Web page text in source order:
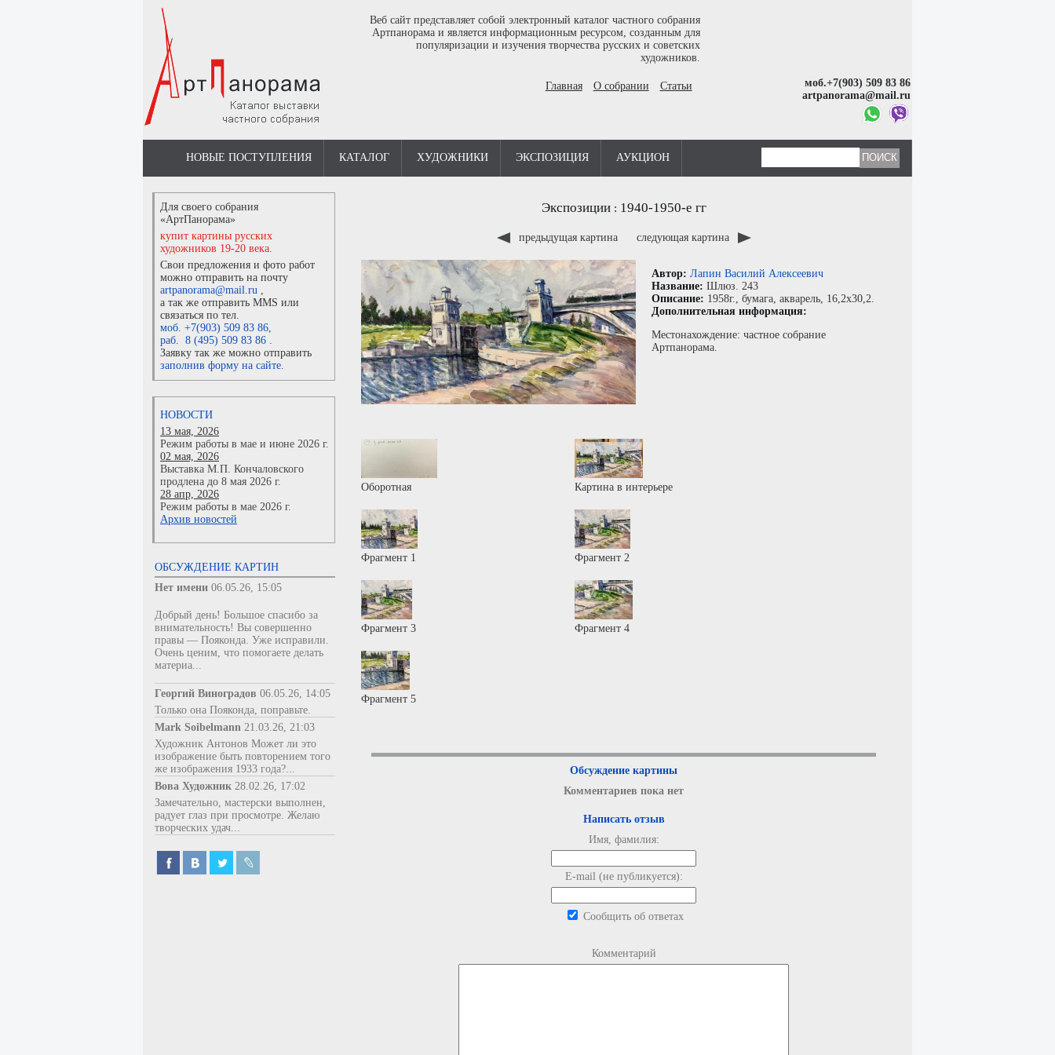
Веб сайт представляет собой электронный каталог частного собрания
Артпанорама и является информационным ресурсом, созданным для
популяризации и изучения творчества русских и советских
художников.
Главная О собрании Статьи
моб.+7(903) 509 83 86
artpanorama@mail.ru
НОВЫЕ ПОСТУПЛЕНИЯ КАТАЛОГ ХУДОЖНИКИ ЭКСПОЗИЦИЯ АУКЦИОН
Для своего собрания
«АртПанорама»
купит картины русских
художников 19-20 века.
Свои предложения и фото работ
можно отправить на почту
artpanorama@mail.ru ,
а так же отправить MMS или
связаться по тел.
моб. +7(903) 509 83 86,
раб. 8 (495) 509 83 86 .
Заявку так же можно отправить
заполнив форму на сайте.
НОВОСТИ
13 мая, 2026
Режим работы в мае и июне 2026 г.
02 мая, 2026
Выставка М.П. Кончаловского
продлена до 8 мая 2026 г.
28 апр, 2026
Режим работы в мае 2026 г.
Архив новостей
ОБСУЖДЕНИЕ КАРТИН
Нет имени 06.05.26, 15:05
Добрый день! Большое спасибо за
внимательность! Вы совершенно
правы — Пояконда. Уже исправили.
Очень ценим, что помогаете делать
материа...
Георгий Виноградов 06.05.26, 14:05
Только она Пояконда, поправьте.
Mark Soibelmann 21.03.26, 21:03
Художник Антонов Может ли это
изображение быть повторением того
же изображения 1933 года?...
Вова Художник 28.02.26, 17:02
Замечательно, мастерски выполнен,
радует глаз при просмотре. Желаю
творческих удач...
Экспозиции: 1940-1950-е гг
предыдущая картина следующая картина
Автор: Лапин Василий Алексеевич
Название: Шлюз. 243
Описание: 1958г., бумага, акварель, 16,2x30,2.
Дополнительная информация:
Местонахождение: частное собрание
Артпанорама.
Оборотная Картина в интерьере
Фрагмент 1 Фрагмент 2
Фрагмент 3 Фрагмент 4
Фрагмент 5
Обсуждение картины
Комментариев пока нет
Написать отзыв
Имя, фамилия:
E-mail (не публикуется):
Сообщить об ответах
Комментарий